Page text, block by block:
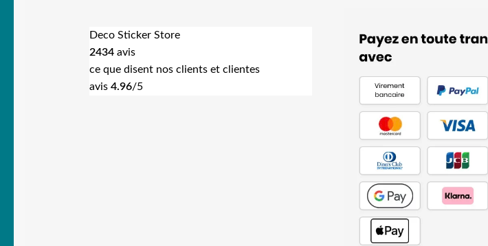
Deco Sticker Store
2434 avis
ce que disent nos clients et clientes
avis4.96/5